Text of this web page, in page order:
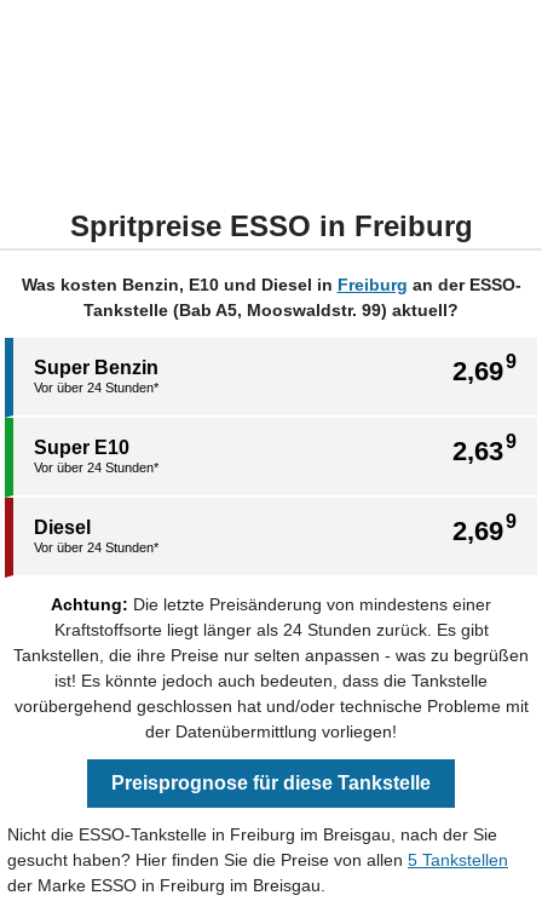
Spritpreise ESSO in Freiburg
Was kosten Benzin, E10 und Diesel in Freiburg an der ESSO-
Tankstelle (Bab A5, Mooswaldstr. 99) aktuell?
2,699
Super Benzin
Vor über 24 Stunden*
2,639
Super E10
Vor über 24 Stunden*
2,699
Diesel
Vor über 24 Stunden*
Achtung: Die letzte Preisänderung von mindestens einer
Kraftstoffsorte liegt länger als 24 Stunden zurück. Es gibt
Tankstellen, die ihre Preise nur selten anpassen - was zu begrüßen
ist! Es könnte jedoch auch bedeuten, dass die Tankstelle
vorübergehend geschlossen hat und/oder technische Probleme mit
der Datenübermittlung vorliegen!
Preisprognose für diese Tankstelle
Nicht die ESSO-Tankstelle in Freiburg im Breisgau, nach der Sie
gesucht haben? Hier finden Sie die Preise von allen 5 Tankstellen
der Marke ESSO in Freiburg im Breisgau.